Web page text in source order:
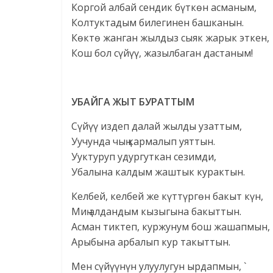
Коргой албай сендик бүткөн асманым,
Колтуктадым билегинен башканын.
Көктө жанган жылдыз сыяк жарык эткен,
Кош бол сүйүү, жазылбаган дастаным!
УБАЙГА ЖЫТ БУРАТТЫМ
Сүйүү издеп далай жылды узаттым,
Уучунда чың кармалып уяттын.
Ууктуруп удургуткан сезимди,
Убалына калдым жаштык курактын.
Келбей, келбей же күттүргөн бакыт күн,
Миң алдандым кызыгына бакыттын.
Асман тиктеп, куржунум бош жашапмын,
Арыбына арбалып кур такыттын.
Мен сүйүүнүн улуулугун ырдапмын, `